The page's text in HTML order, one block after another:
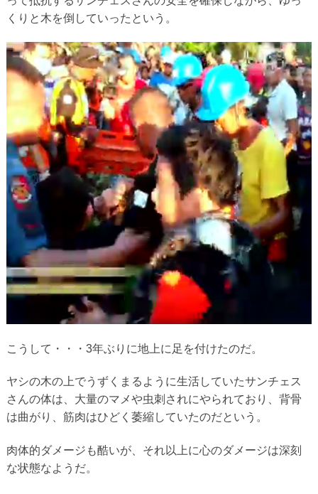
くりと木を倒していったという。
こうして・・・3年ぶりに地上に足を付けたのだ。
ヤシの木の上でうずくまるように生活していたサンチェス
さんの体は、大量のマメや虫刺されにやられており、背骨
は曲がり、筋肉はひどく萎縮していたのだという。
肉体的ダメージも酷いが、それ以上に心のダメージは深刻
な状態なようだ。